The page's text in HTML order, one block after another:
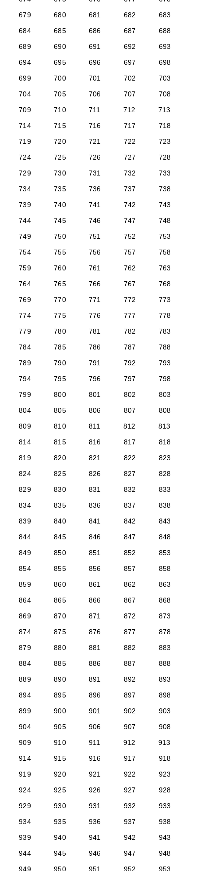
679
680 681 682
683
684
685 686 687
688
689
690 691 692
693
694
695 696 697
698
699
700 701 702
703
704
705 706 707
708
709
710 711 712
713
714
715 716 717
718
719
720 721 722
723
724
725 726 727
728
729
730 731 732
733
734
735 736 737
738
739
740 741 742
743
744
745 746 747
748
749
750 751 752
753
754
755 756 757
758
759
760 761 762
763
764
765 766 767
768
769
770 771 772
773
774
775 776 777
778
779
780 781 782
783
784
785 786 787
788
789
790 791 792
793
794
795 796 797
798
799
800 801 802
803
804
805 806 807
808
809
810 811 812
813
814
815 816 817
818
819
820 821 822
823
824
825 826 827
828
829
830 831 832
833
834
835 836 837
838
839
840 841 842
843
844
845 846 847
848
849
850 851 852
853
854
855 856 857
858
859
860 861 862
863
864
865 866 867
868
869
870 871 872
873
874
875 876 877
878
879
880 881 882
883
884
885 886 887
888
889
890 891 892
893
894
895 896 897
898
899
900 901 902
903
904
905 906 907
908
909
910 911 912
913
914
915 916 917
918
919
920 921 922
923
924
925 926 927
928
929
930 931 932
933
934
935 936 937
938
939
940 941 942
943
944
945 946 947
948
949
950 951 952 953